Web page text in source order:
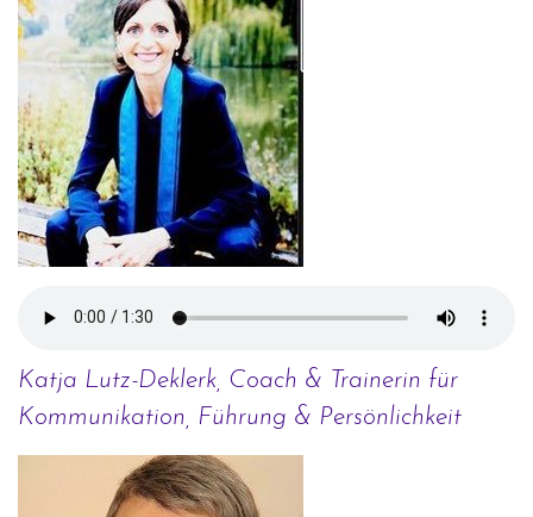
Katja Lutz-Deklerk, Coach & Trainerin für
Kommunikation, Führung & Persönlichkeit